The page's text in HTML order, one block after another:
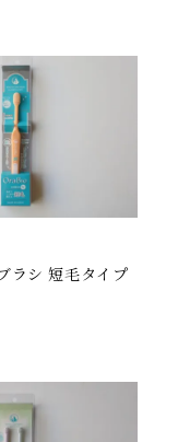
ラシ 短毛タイプ